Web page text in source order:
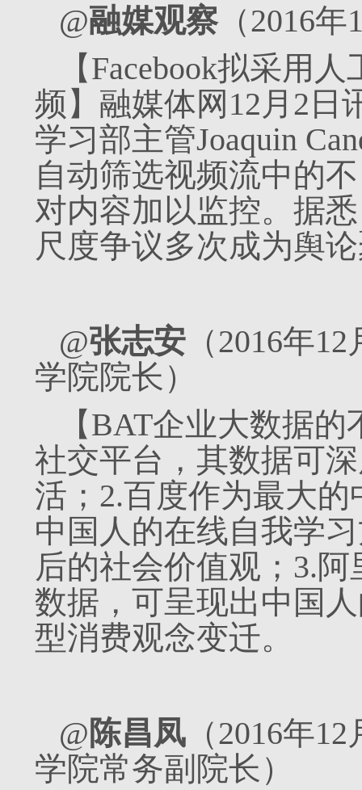
@融媒观察（2016年
【Facebook拟采用
频】融媒体网12月2日
学习部主管Joaquin
自动筛选视频流中的
对内容加以监控。据
尺度争议多次成为舆
@张志安 （2016年
学院院长）
【BAT企业大数据
社交平台，其数据可
活；2.百度作为最大
中国人的在线自我学
后的社会价值观；3.
数据，可呈现出中国
型消费观念变迁。
@陈昌凤 （2016年
学院常务副院长）